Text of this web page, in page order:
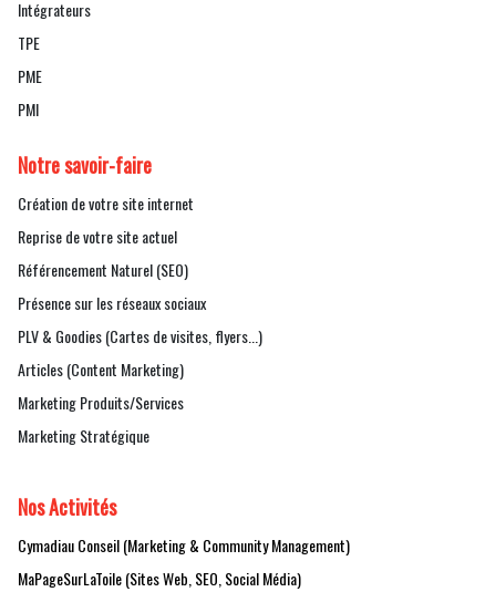
Intégrateurs
TPE
PME
PMI
Notre savoir-faire
Création de votre site internet
Reprise de votre site actuel
Référencement Naturel (SEO)
Présence sur les réseaux sociaux
PLV & Goodies (Cartes de visites, flyers...)
Articles (Content Marketing)
Marketing Produits/Services
Marketing Stratégique
Nos Activités
Cymadiau Conseil (Marketing & Community Management)
MaPageSurLaToile (Sites Web, SEO, Social Média)